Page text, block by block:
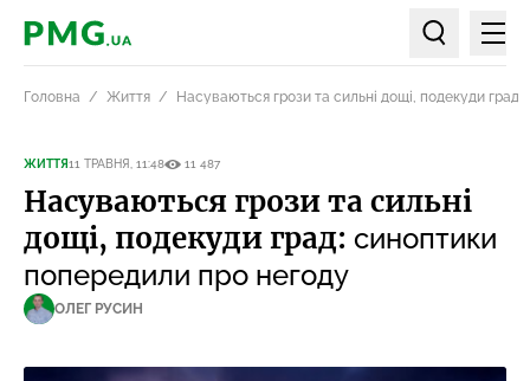
PMG.ua
Пошук по
Головна Життя Насуваються грози та сильні дощі, подекуди
ЖИТТЯ11 ТРАВНЯ, 11:48 11 487
Насуваються грози та сильні
дощі, подекуди град: синоптики
попередили про негоду
ОЛЕГ РУСИН